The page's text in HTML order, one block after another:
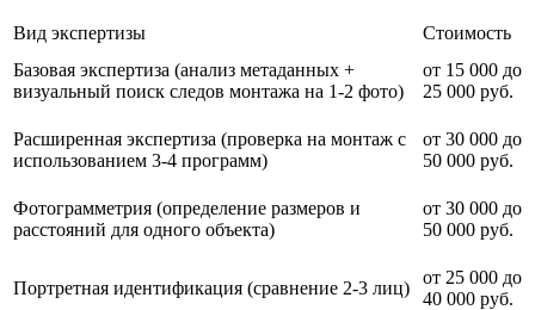
Вид экспертизы
Стоимость
Базовая экспертиза (анализ метаданных +
визуальный поиск следов монтажа на 1-2 фото)
от 15 000 до
25 000 руб.
Расширенная экспертиза (проверка на монтаж с
использованием 3-4 программ)
от 30 000 до
50 000 руб.
Фотограмметрия (определение размеров и
расстояний для одного объекта)
от 30 000 до
50 000 руб.
Портретная идентификация (сравнение 2-3 лиц)
от 25 000 до
40 000 руб.